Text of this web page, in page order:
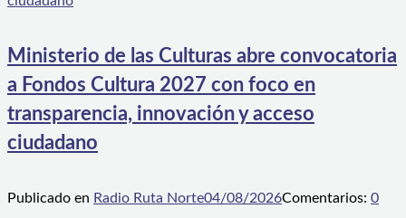
Ministerio de las Culturas abre convocatoria
a Fondos Cultura 2027 con foco en
transparencia, innovación y acceso
ciudadano
Publicado en Radio Ruta Norte04/08/2026Comentarios: 0